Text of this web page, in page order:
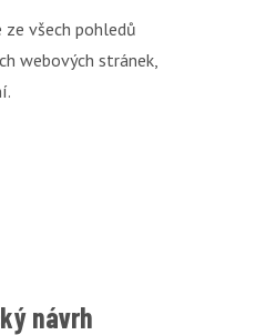
všech pohledů
webových stránek,
návrh